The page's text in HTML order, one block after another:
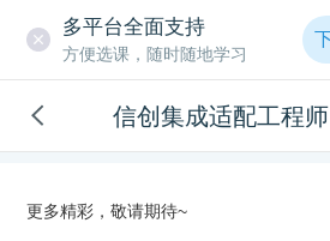
多平台全面支持
方便选课，随时随地学习
信创集成适配工程师
更多精彩，敬请期待~